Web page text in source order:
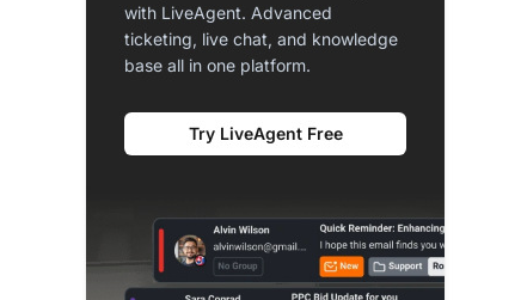
with LiveAgent. Advanced
ticketing, live chat, and knowledge
base all in one platform.
Try LiveAgent Free